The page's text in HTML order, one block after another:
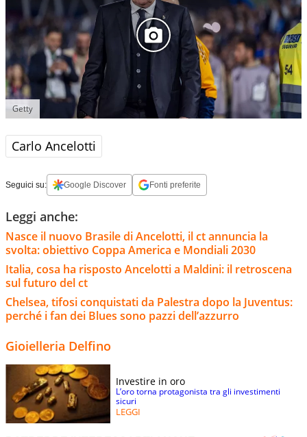
Getty
Carlo Ancelotti
Seguici su: Google Discover Fonti preferite
Leggi anche:
Nasce il nuovo Brasile di Ancelotti, il ct annuncia la
svolta: obiettivo Coppa America e Mondiali 2030
Italia, cosa ha risposto Ancelotti a Maldini: il retroscena
sul futuro del ct
Chelsea, tifosi conquistati da Palestra dopo la Juventus:
perché i fan dei Blues sono pazzi dell’azzurro
Gioielleria Delfino
Investire in oro
L’oro torna protagonista tra gli investimenti
sicuri
LEGGI